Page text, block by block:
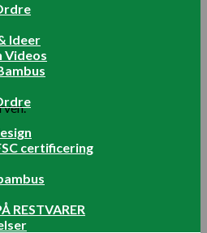
Ideer
Videos
certificering
RESTVARER